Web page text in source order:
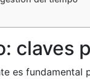
claves
es fundamental